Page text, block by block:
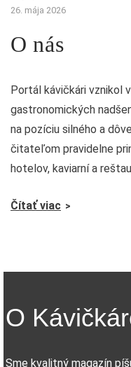
26. mája 2026
O nás
Portál kávičkári vznikol
gastronomických
na pozíciu silného a
čitateľom pravidelne
hotelov, kaviarní a
Čítať viac
O
Sme kvalitný magazín